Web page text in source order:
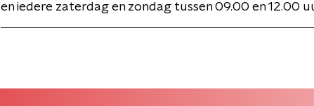
en iedere zaterdag en zondag tussen 09.00 en 12.00